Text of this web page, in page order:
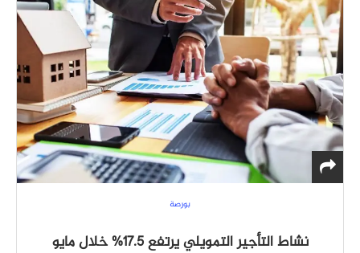
بورصة
نشاط التأجير التمويلي يرتفع 17.5% خلال مايو